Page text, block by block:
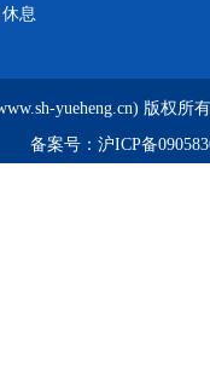
息
yueheng.cn) 版权所
备案号： 沪ICP备